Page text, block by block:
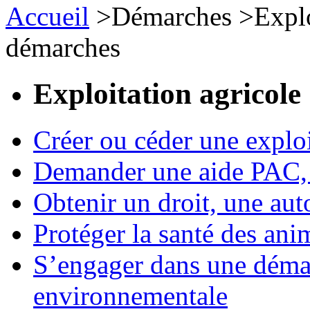
Accueil >Démarches >
démarches
Exploitation agricole
Créer ou céder une
Demander une aide
Obtenir un droit, une
Protéger la santé des
S’engager dans une
environnementale